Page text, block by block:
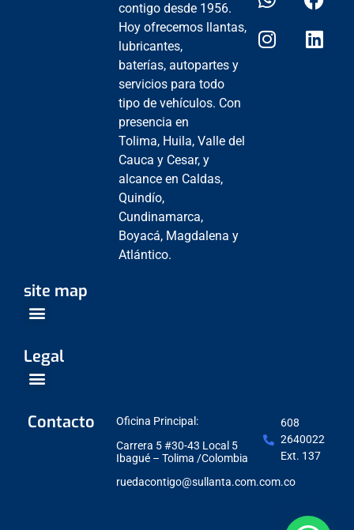
contigo desde 1956.
Hoy ofrecemos llantas,
lubricantes,
baterías, autopartes y
servicios para todo
tipo de vehículos. Con
presencia en
Tolima, Huila, Valle del
Cauca y Cesar, y
alcance en Caldas,
Quindío,
Cundinamarca,
Boyacá, Magdalena y
Atlántico.
site map
Legal
Contacto
Oficina Principal:
Carrera 5 #30-43 Local 5
Ibagué – Tolima /Colombia
ruedacontigo@sullanta.com.com.co
608
2640022
Ext. 137